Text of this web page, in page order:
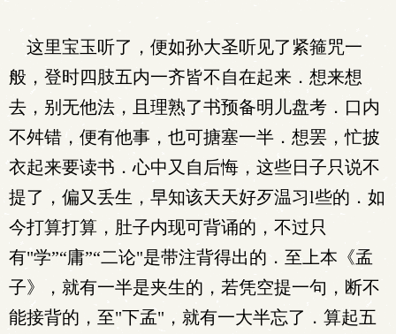
这里宝玉听了，便如孙大圣听见了紧箍咒一
般，登时四肢五内一齐皆不自在起来．想来想
去，别无他法，且理熟了书预备明儿盘考．口内
不舛错，便有他事，也可搪塞一半．想罢，忙披
衣起来要读书．心中又自后悔，这些日子只说不
提了，偏又丢生，早知该天天好歹温习l些的．如
今打算打算，肚子内现可背诵的，不过只
有"学”“庸”“二论"是带注背得出的．至上本《孟
子》，就有一半是夹生的，若凭空提一句，断不
能接背的，至"下孟"，就有一大半忘了．算起五